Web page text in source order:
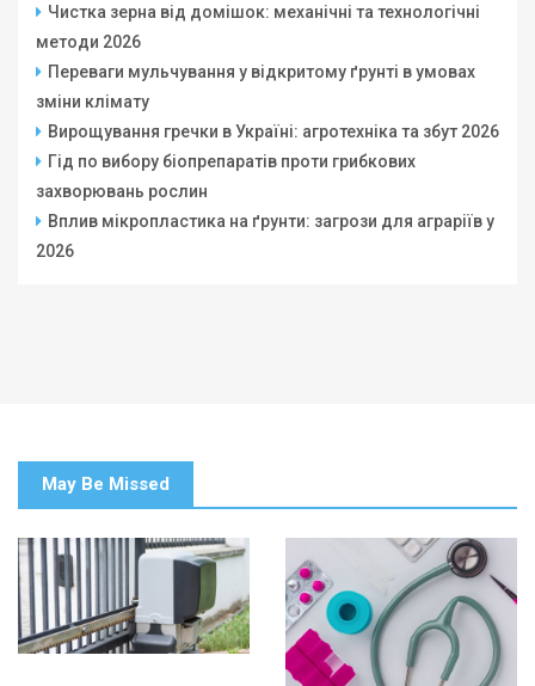
Чистка зерна від домішок: механічні та технологічні
методи 2026
Переваги мульчування у відкритому ґрунті в умовах
зміни клімату
Вирощування гречки в Україні: агротехніка та збут 2026
Гід по вибору біопрепаратів проти грибкових
захворювань рослин
Вплив мікропластика на ґрунти: загрози для аграріїв у
2026
May Be Missed